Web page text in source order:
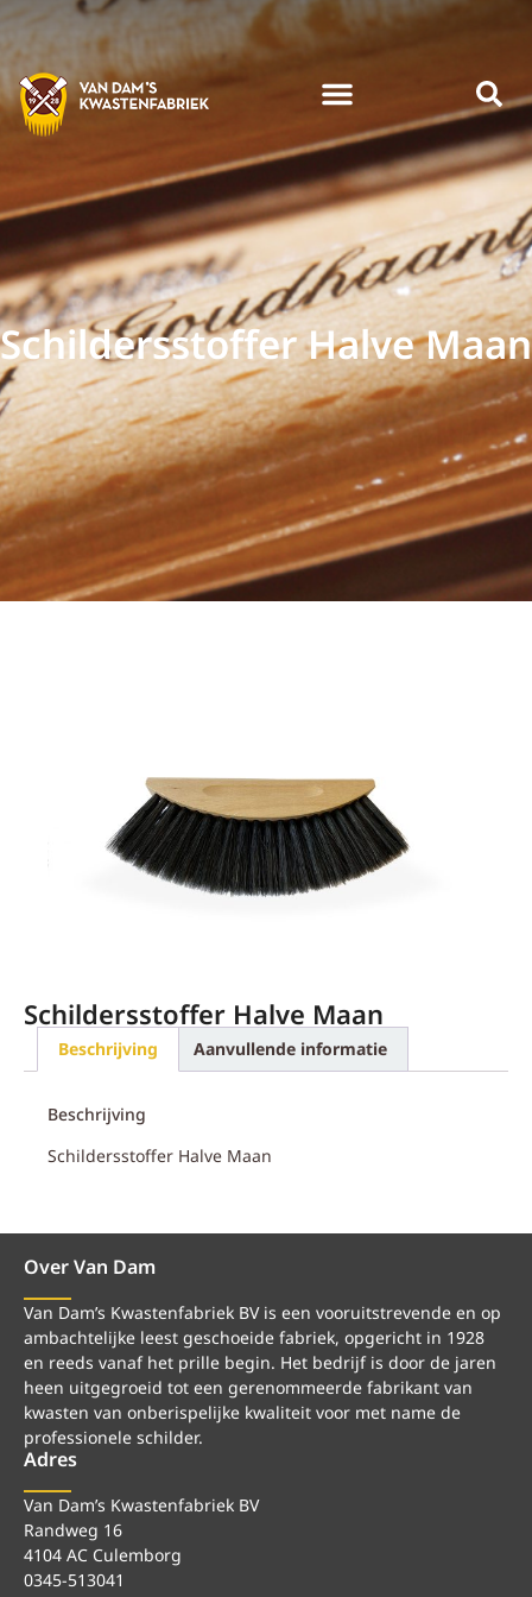
Schildersstoffer Halve Maan
Schildersstoffer Halve Maan
Beschrijving Aanvullende informatie
Beschrijving
Schildersstoffer Halve Maan
Over Van Dam
Van Dam’s Kwastenfabriek BV is een vooruitstrevende en op
ambachtelijke leest geschoeide fabriek, opgericht in 1928
en reeds vanaf het prille begin. Het bedrijf is door de jaren
heen uitgegroeid tot een gerenommeerde fabrikant van
kwasten van onberispelijke kwaliteit voor met name de
professionele schilder.
Adres
Van Dam’s Kwastenfabriek BV
Randweg 16
4104 AC Culemborg
0345-513041